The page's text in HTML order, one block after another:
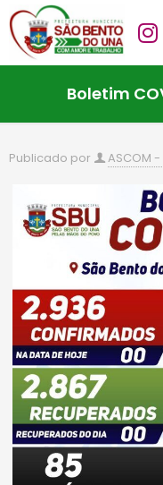
Boletim
Publicado por ASCOM -